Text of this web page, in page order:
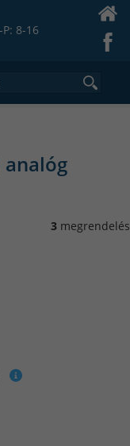
8-16
analóg
3 megrendelés